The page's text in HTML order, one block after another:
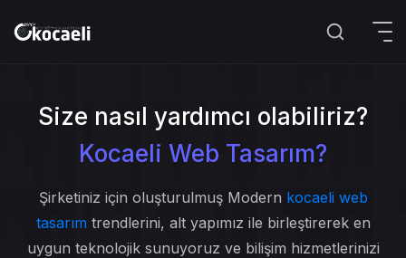
Size nasıl yardımcı olabiliriz?
Kocaeli Web Tasarım?
Şirketiniz için oluşturulmuş Modern kocaeli web
tasarımtrendlerini, alt yapımız ile birleştirerek en
uygun teknolojik sunuyoruz ve bilişim hizmetlerinizi